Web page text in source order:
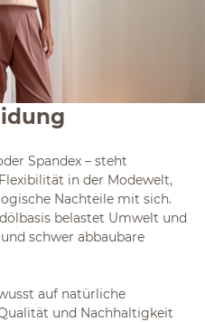
Spandex – steht
in der Modewelt,
Nachteile mit sich.
belastet Umwelt und
schwer abbaubare
auf natürliche
und Nachhaltigkeit